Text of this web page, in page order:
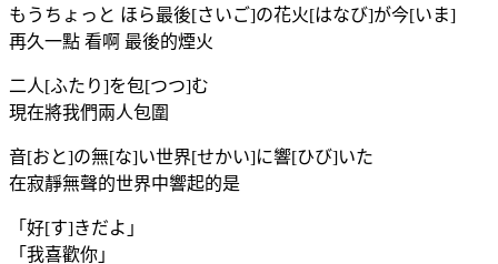
もうちょっと ほら最後[さいご]の花火[はなび]が今[いま]
再久一點 看啊 最後的煙火
二人[ふたり]を包[つつ]む
現在將我們兩人包圍
音[おと]の無[な]い世界[せかい]に響[ひび]いた
在寂靜無聲的世界中響起的是
「好[す]きだよ」
「我喜歡你」